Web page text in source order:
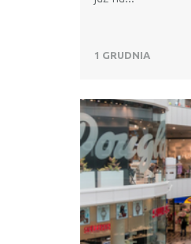
1 GRUDNIA